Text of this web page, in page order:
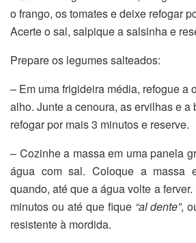
o frango, os tomates e deixe refogar
Acerte o sal, salpique a salsinha e
Prepare os legumes salteados:
– Em uma frigideira média, refogue a
alho. Junte a cenoura, as ervilhas e a
refogar por mais 3 minutos e reserve.
– Cozinhe a massa em uma panela
água com sal. Coloque a massa
quando, até que a água volte a
minutos ou até que fique “al dente”,
resistente à mordida.